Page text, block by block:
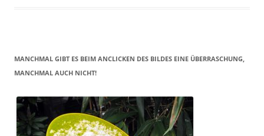
MANCHMAL GIBT ES BEIM ANCLICKEN DES BILDES EINE ÜBERRASCHUNG,
MANCHMAL AUCH NICHT!